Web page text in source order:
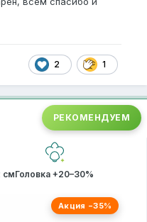
2 1
РЕКОМЕНДУЕМ
смГоловка +20–30%
Акция −35%